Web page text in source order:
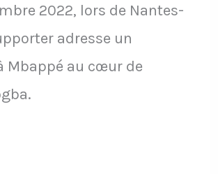
2022, lors de Nantes-
adresse un
Mbappé au cœur de